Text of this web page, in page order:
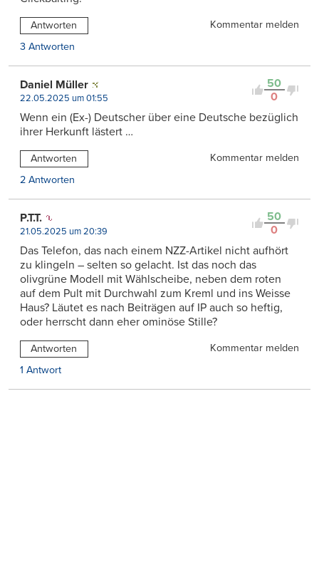
Antworten
Kommentar melden
3 Antworten
50
0
Daniel Müller
22.05.2025 um 01:55
Wenn ein (Ex-) Deutscher über eine Deutsche bezüglich
ihrer Herkunft lästert …
Antworten
Kommentar melden
2 Antworten
50
0
P.T.T.
21.05.2025 um 20:39
Das Telefon, das nach einem NZZ-Artikel nicht aufhört
zu klingeln – selten so gelacht. Ist das noch das
olivgrüne Modell mit Wählscheibe, neben dem roten
auf dem Pult mit Durchwahl zum Kreml und ins Weisse
Haus? Läutet es nach Beiträgen auf IP auch so heftig,
oder herrscht dann eher ominöse Stille?
Antworten
Kommentar melden
1 Antwort